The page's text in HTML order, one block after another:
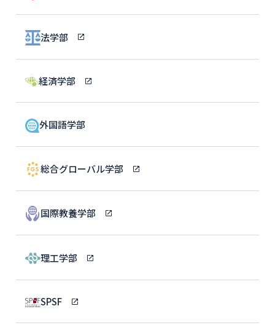
法学部
経済学部
外国語学部
総合グローバル学部
国際教養学部
理工学部
SPSF